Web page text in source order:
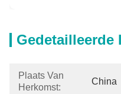
Gedetailleerde
Plaats Van
Herkomst:
China